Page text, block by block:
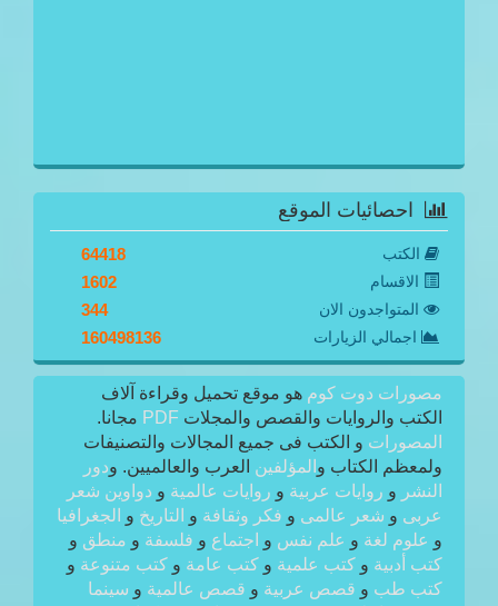
احصائيات الموقع
الكتب 64418
الاقسام 1602
المتواجدون الان 344
اجمالي الزيارات 160498136
مصورات دوت كوم هو موقع تحميل وقراءة آلاف
الكتب والروايات والقصص والمجلات PDF مجانا.
المصورات و الكتب فى جميع المجالات والتصنيفات
ولمعظم الكتاب و المؤلفين العرب والعالميين. ودور
النشر و روايات عربية و روايات عالمية و دواوين شعر
عربى و شعر عالمى و فكر وثقافة و التاريخ و الجغرافيا
و علوم لغة و علم نفس و اجتماع و فلسفة و منطق و
كتب أدبية و كتب علمية و كتب عامة و كتب متنوعة و
كتب طب و قصص عربية و قصص عالمية و سينما